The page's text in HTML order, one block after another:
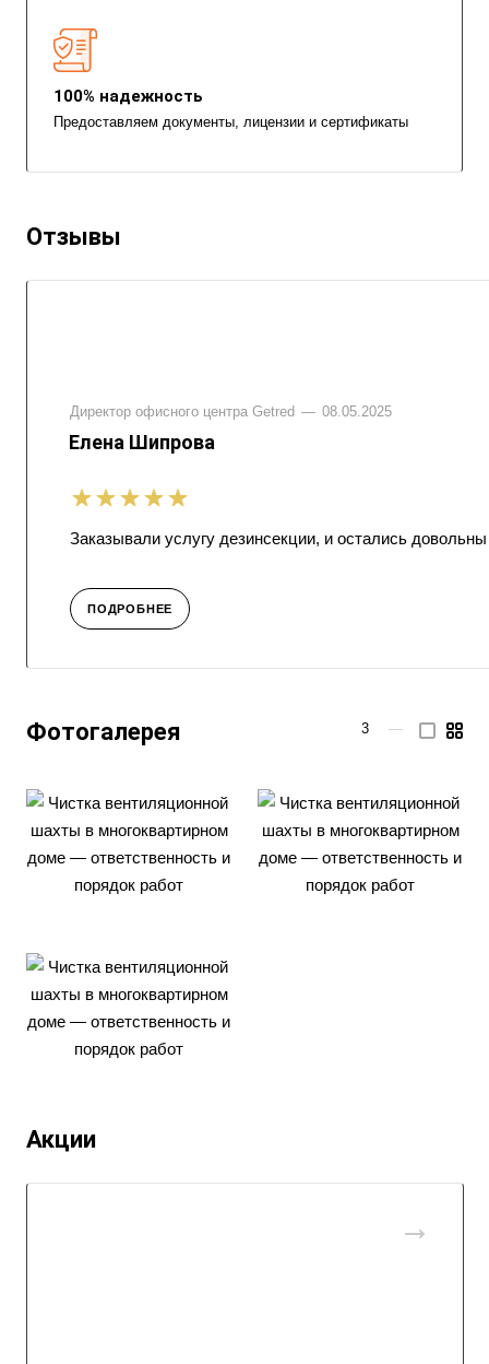
100% надежность
Предоставляем документы, лицензии и сертификаты
Отзывы
Директор офисного центра Getred — 08.05.2025
Елена Шипрова
Заказывали услугу дезинсекции, и остались
ПОДРОБНЕЕ
Фотогалерея 3 —
Акции